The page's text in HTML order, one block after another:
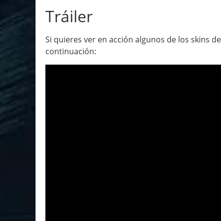
Tráiler
Si quieres ver en acción algunos de los skins
continuación: